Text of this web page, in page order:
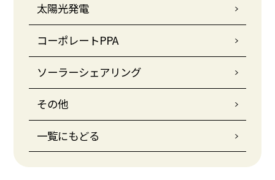
太陽光発電
コーポレートPPA
ソーラーシェアリング
その他
一覧にもどる